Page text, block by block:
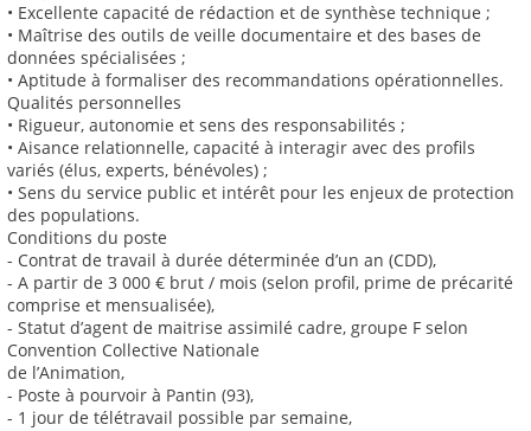
• Excellente capacité de rédaction et de synthèse technique ;
• Maîtrise des outils de veille documentaire et des bases de
données spécialisées ;
• Aptitude à formaliser des recommandations opérationnelles.
Qualités personnelles
• Rigueur, autonomie et sens des responsabilités ;
• Aisance relationnelle, capacité à interagir avec des profils
variés (élus, experts, bénévoles) ;
• Sens du service public et intérêt pour les enjeux de protection
des populations.
Conditions du poste
- Contrat de travail à durée déterminée d’un an (CDD),
- A partir de 3 000 € brut / mois (selon profil, prime de précarité
comprise et mensualisée),
- Statut d’agent de maitrise assimilé cadre, groupe F selon
Convention Collective Nationale
de l’Animation,
- Poste à pourvoir à Pantin (93),
- 1 jour de télétravail possible par semaine,